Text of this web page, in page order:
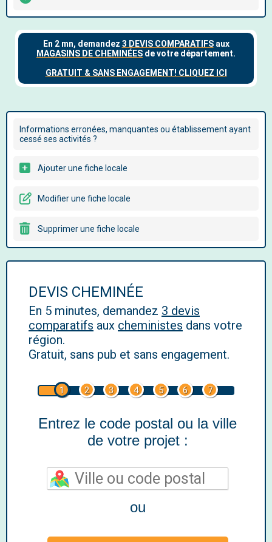
Informations erronées, manquantes ou établissement ayant
cessé ses activités ?
Ajouter une fiche locale
Modifier une fiche locale
Supprimer une fiche locale
DEVIS CHEMINÉE
En 5 minutes, demandez 3 devis
comparatifs aux cheministes dans votre
région.
Gratuit, sans pub et sans engagement.
1 2 3 4 5 6 7
Entrez le code postal ou la ville
de votre projet :
ou